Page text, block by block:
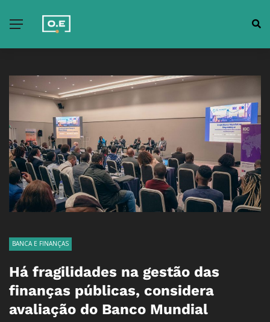
BANCA E FINANÇAS
Há fragilidades na gestão das
finanças públicas, considera
avaliação do Banco Mundial